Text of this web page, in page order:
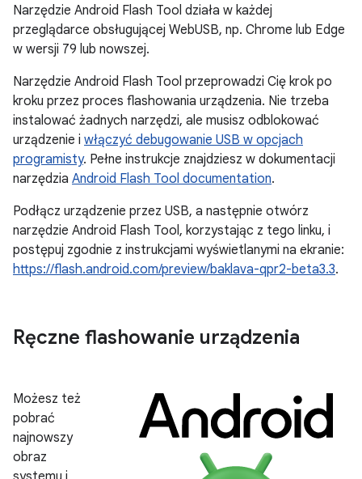
Narzędzie Android Flash Tool działa w każdej
przeglądarce obsługującej WebUSB, np. Chrome lub Edge
w wersji 79 lub nowszej.
Narzędzie Android Flash Tool przeprowadzi Cię krok po
kroku przez proces flashowania urządzenia. Nie trzeba
instalować żadnych narzędzi, ale musisz odblokować
urządzenie i włączyć debugowanie USB w opcjach
programisty. Pełne instrukcje znajdziesz w dokumentacji
narzędzia Android Flash Tool documentation.
Podłącz urządzenie przez USB, a następnie otwórz
narzędzie Android Flash Tool, korzystając z tego linku, i
postępuj zgodnie z instrukcjami wyświetlanymi na ekranie:
https://flash.android.com/preview/baklava-qpr2-beta3.3.
Ręczne flashowanie urządzenia
Możesz też
pobrać
najnowszy
obraz